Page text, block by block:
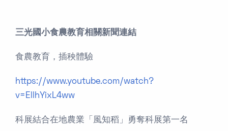
三光國小食農教育相關新聞連結
食農教育，插秧體驗
https://www.youtube.com/watch?
v=EllhYixL4ww
科展結合在地農業「風知稻」勇奪科展第一名